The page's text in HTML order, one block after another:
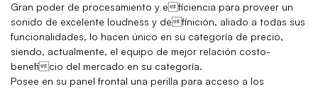
Gran poder de procesamiento y eficiencia para proveer un
sonido de excelente loudness y definición, aliado a todas sus
funcionalidades, lo hacen único en su categoría de precio,
siendo, actualmente, el equipo de mejor relación costo-
beneficio del mercado en su categoría.
Posee en su panel frontal una perilla para acceso a los